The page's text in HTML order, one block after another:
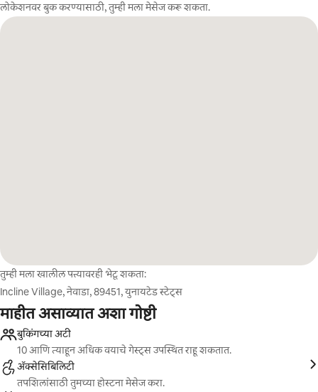
लोकेशनवर बुक करण्यासाठी, तुम्ही मला मेसेज करू शकता.
तुम्ही मला खालील पत्त्यावरही भेटू शकता:
Incline Village, नेवाडा, 89451, युनायटेड स्टेट्स
माहीत असाव्यात अशा गोष्टी
बुकिंगच्या अटी
10 आणि त्याहून अधिक वयाचे गेस्ट्स उपस्थित राहू शकतात.
ॲक्सेसिबिलिटी
तपशिलांसाठी तुमच्या होस्टना मेसेज करा.